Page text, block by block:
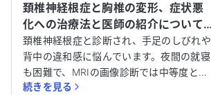
頚椎神経根症と胸椎の変形、症状悪
化への治療法と医師の紹介について
教えてください。
頚椎神経根症と診断され、手足のしびれや
背中の違和感に悩んでいます。夜間の就寝
も困難で、MRIの画像診断では中等度とさ
れ、外科療法ではなく保存療法で神経痛の
続きを見る